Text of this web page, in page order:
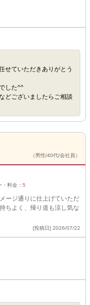
せていただきありがとう
した^^
どございましたらご相談
（男性/40代/会社員）
・料金： 5
ージ通りに仕上げていただ
ちよく、帰り道も涼し気な
[投稿日] 2026/07/22